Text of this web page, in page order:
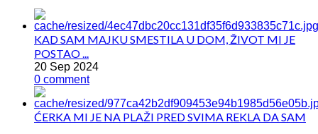
KAD SAM MAJKU SMESTILA U DOM, ŽIVOT MI JE
POSTAO ...
20 Sep 2024
0 comment
ĆERKA MI JE NA PLAŽI PRED SVIMA REKLA DA SAM